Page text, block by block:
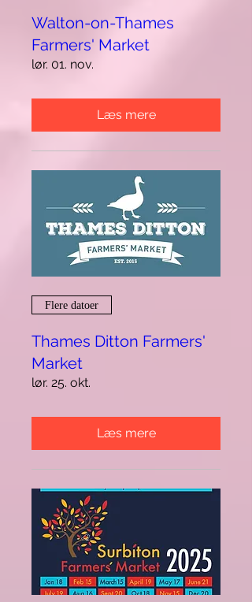
Walton-on-Thames
Farmers' Market
lør. 01. nov.
Læs mere
Flere datoer
Thames Ditton Farmers'
Market
lør. 25. okt.
Læs mere